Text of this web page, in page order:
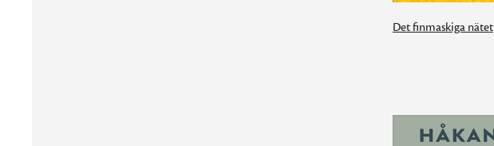
Det finmaskiga nätet